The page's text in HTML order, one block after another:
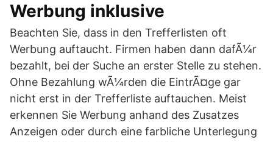
Werbung inklusive
Beachten Sie, dass in den Trefferlisten oft
Werbung auftaucht. Firmen haben dann dafÃ¼r
bezahlt, bei der Suche an erster Stelle zu stehen.
Ohne Bezahlung wÃ¼rden die EintrÃ¤ge gar
nicht erst in der Trefferliste auftauchen. Meist
erkennen Sie Werbung anhand des Zusatzes
Anzeigen oder durch eine farbliche Unterlegung